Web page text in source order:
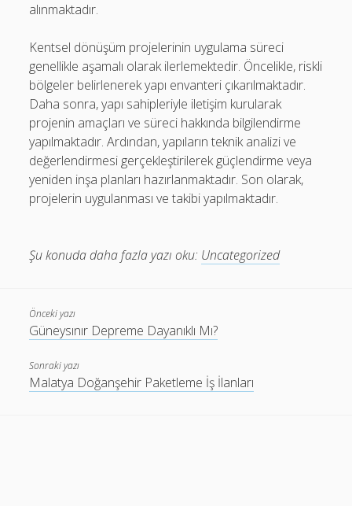
alınmaktadır.
Kentsel dönüşüm projelerinin uygulama süreci
genellikle aşamalı olarak ilerlemektedir. Öncelikle, riskli
bölgeler belirlenerek yapı envanteri çıkarılmaktadır.
Daha sonra, yapı sahipleriyle iletişim kurularak
projenin amaçları ve süreci hakkında bilgilendirme
yapılmaktadır. Ardından, yapıların teknik analizi ve
değerlendirmesi gerçekleştirilerek güçlendirme veya
yeniden inşa planları hazırlanmaktadır. Son olarak,
projelerin uygulanması ve takibi yapılmaktadır.
Şu konuda daha fazla yazı oku: Uncategorized
Önceki yazı
Güneysınır Depreme Dayanıklı Mı?
Sonraki yazı
Malatya Doğanşehir Paketleme İş İlanları